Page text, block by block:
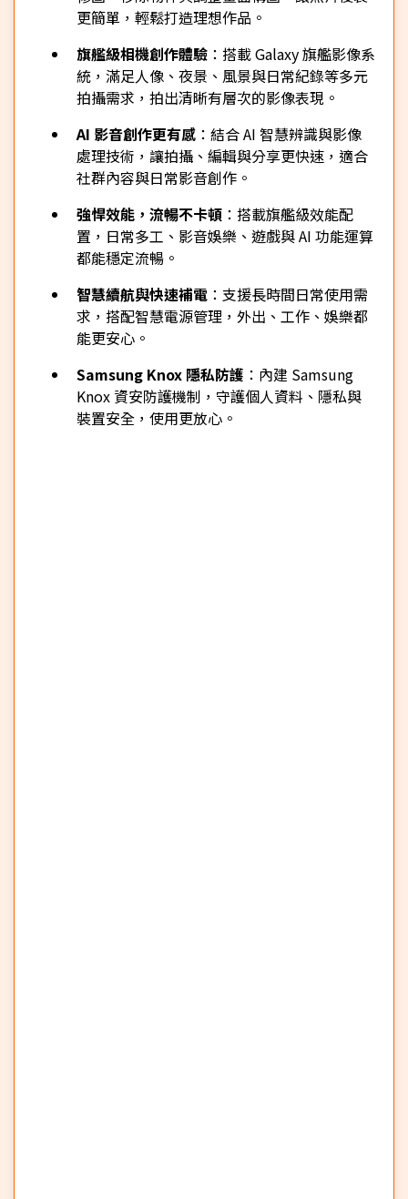
更簡單，輕鬆打造理想作品。
旗艦級相機創作體驗 ：搭載 Galaxy 旗艦影像系
統，滿足人像、夜景、風景與日常紀錄等多元
拍攝需求，拍出清晰有層次的影像表現。
AI 影音創作更有感 ：結合 AI 智慧辨識與影像
處理技術，讓拍攝、編輯與分享更快速，適合
社群內容與日常影音創作。
強悍效能，流暢不卡頓 ：搭載旗艦級效能配
置，日常多工、影音娛樂、遊戲與 AI 功能運算
都能穩定流暢。
智慧續航與快速補電 ：支援長時間日常使用需
求，搭配智慧電源管理，外出、工作、娛樂都
能更安心。
Samsung Knox 隱私防護 ：內建 Samsung
Knox 資安防護機制，守護個人資料、隱私與
裝置安全，使用更放心。